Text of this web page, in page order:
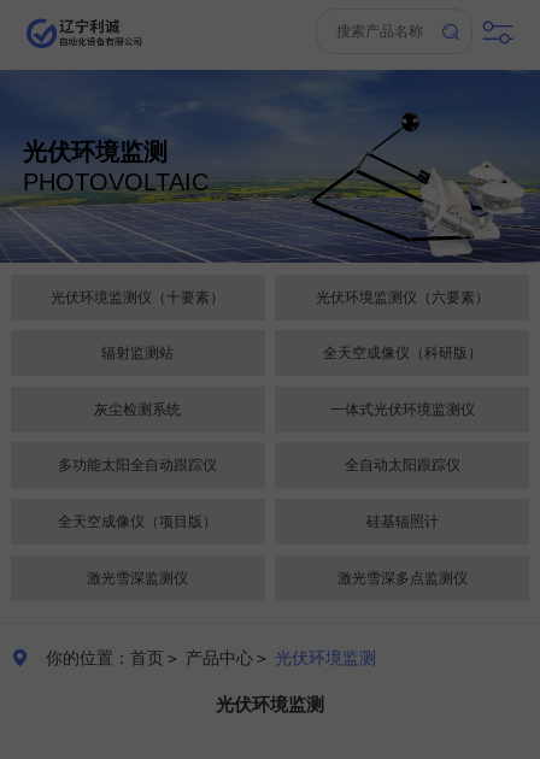
光伏环境监测
PHOTOVOLTAIC
光伏环境监测仪（十要素） 光伏环境监测仪（六要素）
辐射监测站 全天空成像仪（科研版）
灰尘检测系统 一体式光伏环境监测仪
多功能太阳全自动跟踪仪 全自动太阳跟踪仪
全天空成像仪（项目版） 硅基辐照计
激光雪深监测仪 激光雪深多点监测仪
 你的位置：首页 ＞ 产品中心＞ 光伏环境监测
光伏环境监测